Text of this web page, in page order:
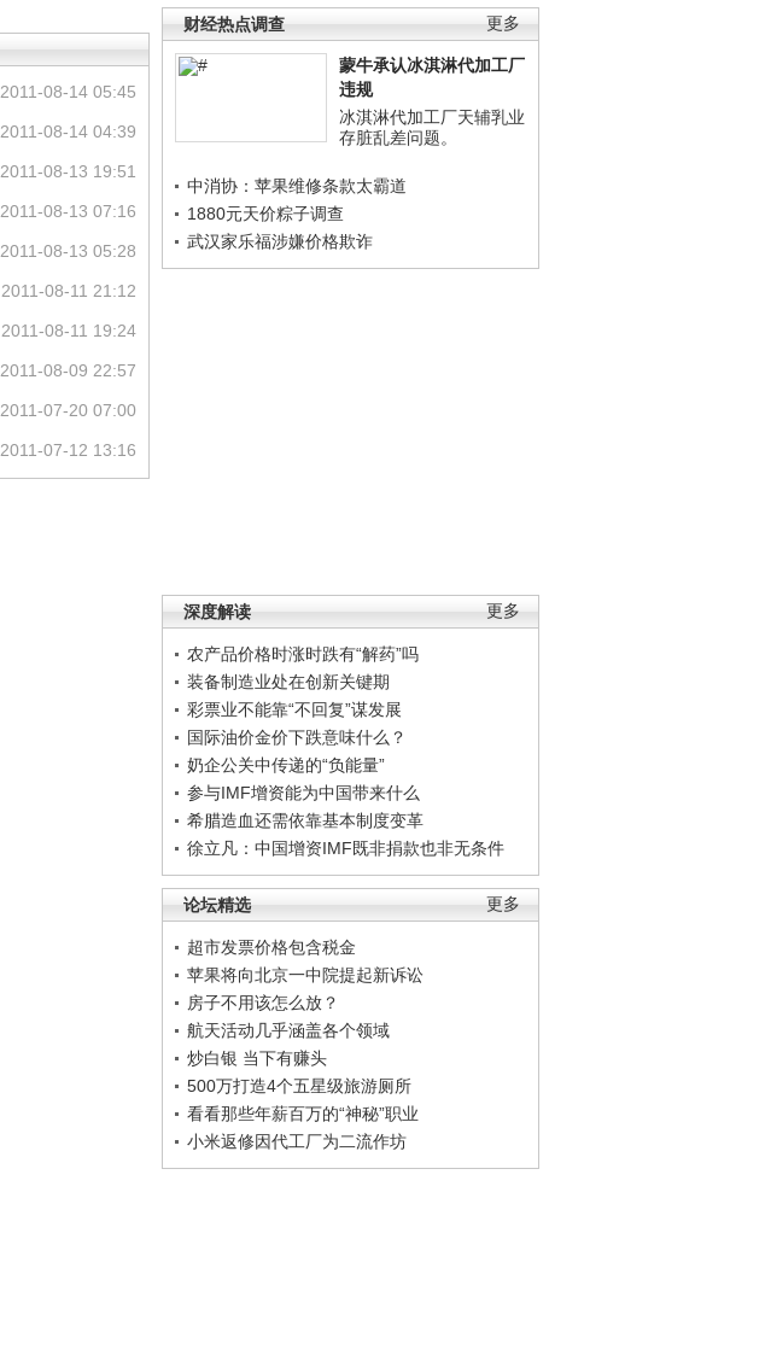
更多
财经热点调查
蒙牛承认冰淇淋代加工厂
违规
冰淇淋代加工厂天辅乳业
存脏乱差问题。
中消协：苹果维修条款太霸道
1880元天价粽子调查
武汉家乐福涉嫌价格欺诈
更多
深度解读
农产品价格时涨时跌有“解药”吗
装备制造业处在创新关键期
彩票业不能靠“不回复”谋发展
国际油价金价下跌意味什么？
奶企公关中传递的“负能量”
参与IMF增资能为中国带来什么
希腊造血还需依靠基本制度变革
徐立凡：中国增资IMF既非捐款也非无条件
更多
论坛精选
超市发票价格包含税金
苹果将向北京一中院提起新诉讼
房子不用该怎么放？
航天活动几乎涵盖各个领域
炒白银 当下有赚头
500万打造4个五星级旅游厕所
看看那些年薪百万的“神秘”职业
小米返修因代工厂为二流作坊
2011-08-14 05:45
2011-08-14 04:39
2011-08-13 19:51
2011-08-13 07:16
2011-08-13 05:28
2011-08-11 21:12
2011-08-11 19:24
2011-08-09 22:57
2011-07-20 07:00
2011-07-12 13:16